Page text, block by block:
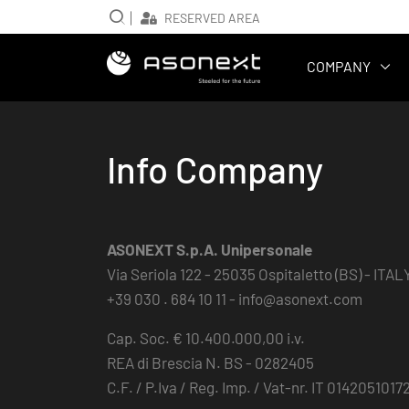
RESERVED AREA
COMPANY
Info Company
ASONEXT S.p.A. Unipersonale
Via Seriola 122 - 25035 Ospitaletto (BS) -
+39 030 . 684 10 11 - info@asonext.com
Cap. Soc. € 10.400.000,00 i.v.
REA di Brescia N. BS - 0282405
C.F. / P.Iva / Reg. Imp. / Vat-nr. IT 01420510172